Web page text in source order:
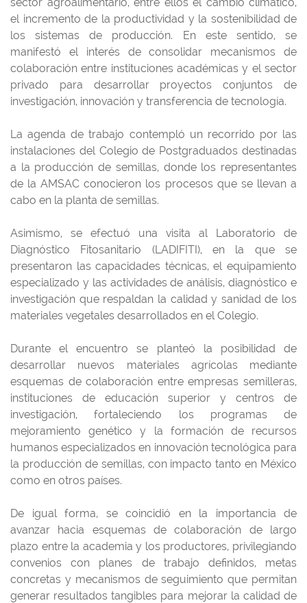
el incremento de la productividad y la sostenibilidad de
los sistemas de producción. En este sentido, se
manifestó el interés de consolidar mecanismos de
colaboración entre instituciones académicas y el sector
privado para desarrollar proyectos conjuntos de
investigación, innovación y transferencia de tecnología.
La agenda de trabajo contempló un recorrido por las
instalaciones del Colegio de Postgraduados destinadas
a la producción de semillas, donde los representantes
de la AMSAC conocieron los procesos que se llevan a
cabo en la planta de semillas.
Asimismo, se efectuó una visita al Laboratorio de
Diagnóstico Fitosanitario (LADIFITI), en la que se
presentaron las capacidades técnicas, el equipamiento
especializado y las actividades de análisis, diagnóstico e
investigación que respaldan la calidad y sanidad de los
materiales vegetales desarrollados en el Colegio.
Durante el encuentro se planteó la posibilidad de
desarrollar nuevos materiales agrícolas mediante
esquemas de colaboración entre empresas semilleras,
instituciones de educación superior y centros de
investigación, fortaleciendo los programas de
mejoramiento genético y la formación de recursos
humanos especializados en innovación tecnológica para
la producción de semillas, con impacto tanto en México
como en otros países.
De igual forma, se coincidió en la importancia de
avanzar hacia esquemas de colaboración de largo
plazo entre la academia y los productores, privilegiando
convenios con planes de trabajo definidos, metas
concretas y mecanismos de seguimiento que permitan
generar resultados tangibles para mejorar la calidad de